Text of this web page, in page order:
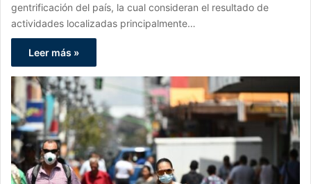
gentrificación del país, la cual consideran el resultado de
actividades localizadas principalmente…
Leer más »